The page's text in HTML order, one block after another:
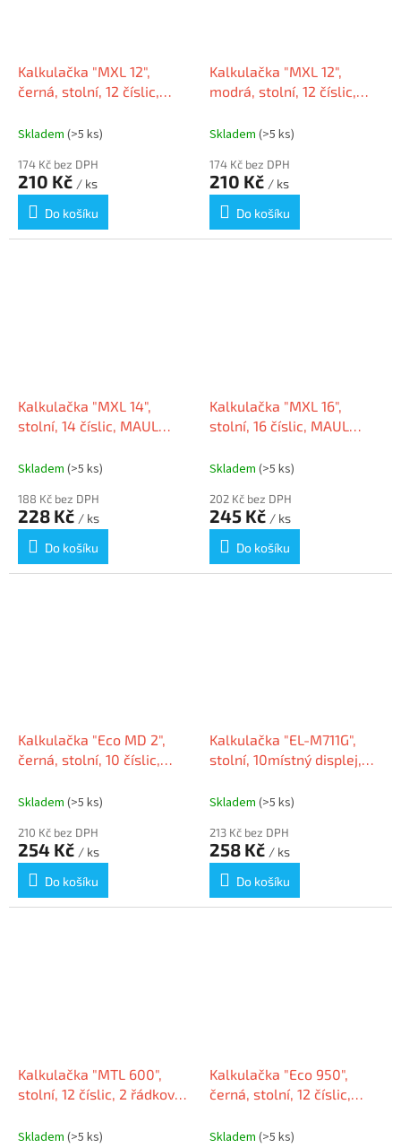
Kalkulačka "MXL 12",
černá, stolní, 12 číslic,
Skladem (>5 ks)
174 Kč bez DPH
210 Kč / ks
Do košíku
Kalkulačka "MXL 12",
modrá, stolní, 12 číslic,
Skladem (>5 ks)
174 Kč bez DPH
210 Kč / ks
Do košíku
Kalkulačka "MXL 14",
stolní, 14 číslic, MAUL
Skladem (>5 ks)
188 Kč bez DPH
228 Kč / ks
Do košíku
Kalkulačka "MXL 16",
stolní, 16 číslic, MAUL
Skladem (>5 ks)
202 Kč bez DPH
245 Kč / ks
Do košíku
Kalkulačka "Eco MD 2",
černá, stolní, 10 číslic,
Skladem (>5 ks)
210 Kč bez DPH
254 Kč / ks
Do košíku
Kalkulačka "EL-M711G",
stolní, 10místný displej,
Skladem (>5 ks)
213 Kč bez DPH
258 Kč / ks
Do košíku
Kalkulačka "MTL 600",
stolní, 12 číslic, 2 řádkový
Skladem (>5 ks)
Kalkulačka "Eco 950",
černá, stolní, 12 číslic,
Skladem (>5 ks)